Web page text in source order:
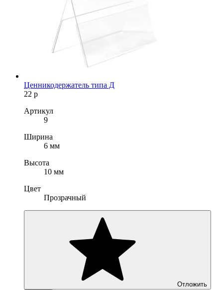
Ценникодержатель типа Д
22 р
Артикул
9
Ширина
6 мм
Высота
10 мм
Цвет
Прозрачный
Отложить